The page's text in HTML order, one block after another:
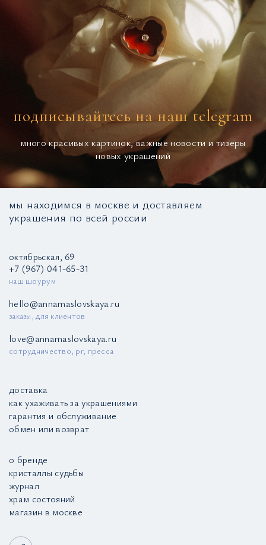
подписывайтесь на наш telegram
много красивых картинок, важные новости и тизеры
новых украшений
мы находимся в москве и доставляем
украшения по всей россии
октябрьская, 69
+7 (967) 041-65-31
наш шоурум
hello@annamaslovskaya.ru
заказы, для клиентов
love@annamaslovskaya.ru
сотрудничество, pr, пресса
доставка
как ухаживать за украшениями
гарантия и обслуживание
обмен или возврат
о бренде
кристаллы судьбы
журнал
храм состояний
магазин в москве